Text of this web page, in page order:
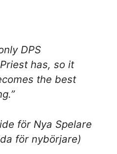
DPS
has, so it
the best
för Nya Spelare
för nybörjare)